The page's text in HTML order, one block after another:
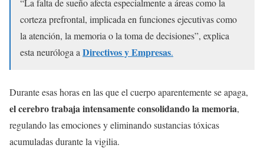
“La falta de sueño afecta especialmente a áreas como la
corteza prefrontal, implicada en funciones ejecutivas como
la atención, la memoria o la toma de decisiones”, explica
esta neuróloga a Directivos y Empresas.
Durante esas horas en las que el cuerpo aparentemente se apaga,
el cerebro trabaja intensamente consolidando la memoria,
regulando las emociones y eliminando sustancias tóxicas
acumuladas durante la vigilia.